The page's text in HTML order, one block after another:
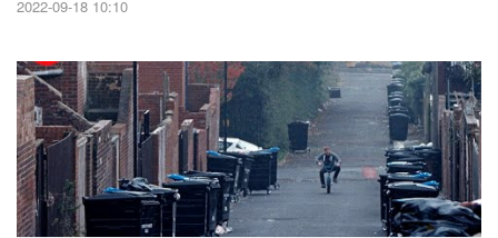
2022-09-18 10:10